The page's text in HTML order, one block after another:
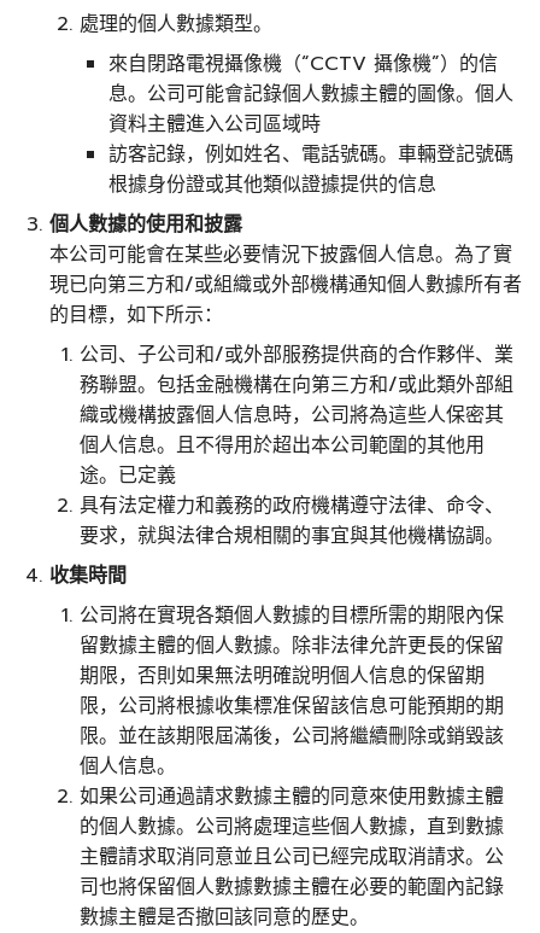
處理的個人數據類型。
來自閉路電視攝像機（“CCTV 攝像機”）的信
息。公司可能會記錄個人數據主體的圖像。個人
資料主體進入公司區域時
訪客記錄，例如姓名、電話號碼。車輛登記號碼
根據身份證或其他類似證據提供的信息
個人數據的使用和披露
本公司可能會在某些必要情況下披露個人信息。為了實
現已向第三方和/或組織或外部機構通知個人數據所有者
的目標，如下所示：
公司、子公司和/或外部服務提供商的合作夥伴、業
務聯盟。包括金融機構在向第三方和/或此類外部組
織或機構披露個人信息時，公司將為這些人保密其
個人信息。且不得用於超出本公司範圍的其他用
途。已定義
具有法定權力和義務的政府機構遵守法律、命令、
要求，就與法律合規相關的事宜與其他機構協調。
收集時間
公司將在實現各類個人數據的目標所需的期限內保
留數據主體的個人數據。除非法律允許更長的保留
期限，否則如果無法明確說明個人信息的保留期
限，公司將根據收集標准保留該信息可能預期的期
限。並在該期限屆滿後，公司將繼續刪除或銷毀該
個人信息。
如果公司通過請求數據主體的同意來使用數據主體
的個人數據。公司將處理這些個人數據，直到數據
主體請求取消同意並且公司已經完成取消請求。公
司也將保留個人數據數據主體在必要的範圍內記錄
數據主體是否撤回該同意的歷史。